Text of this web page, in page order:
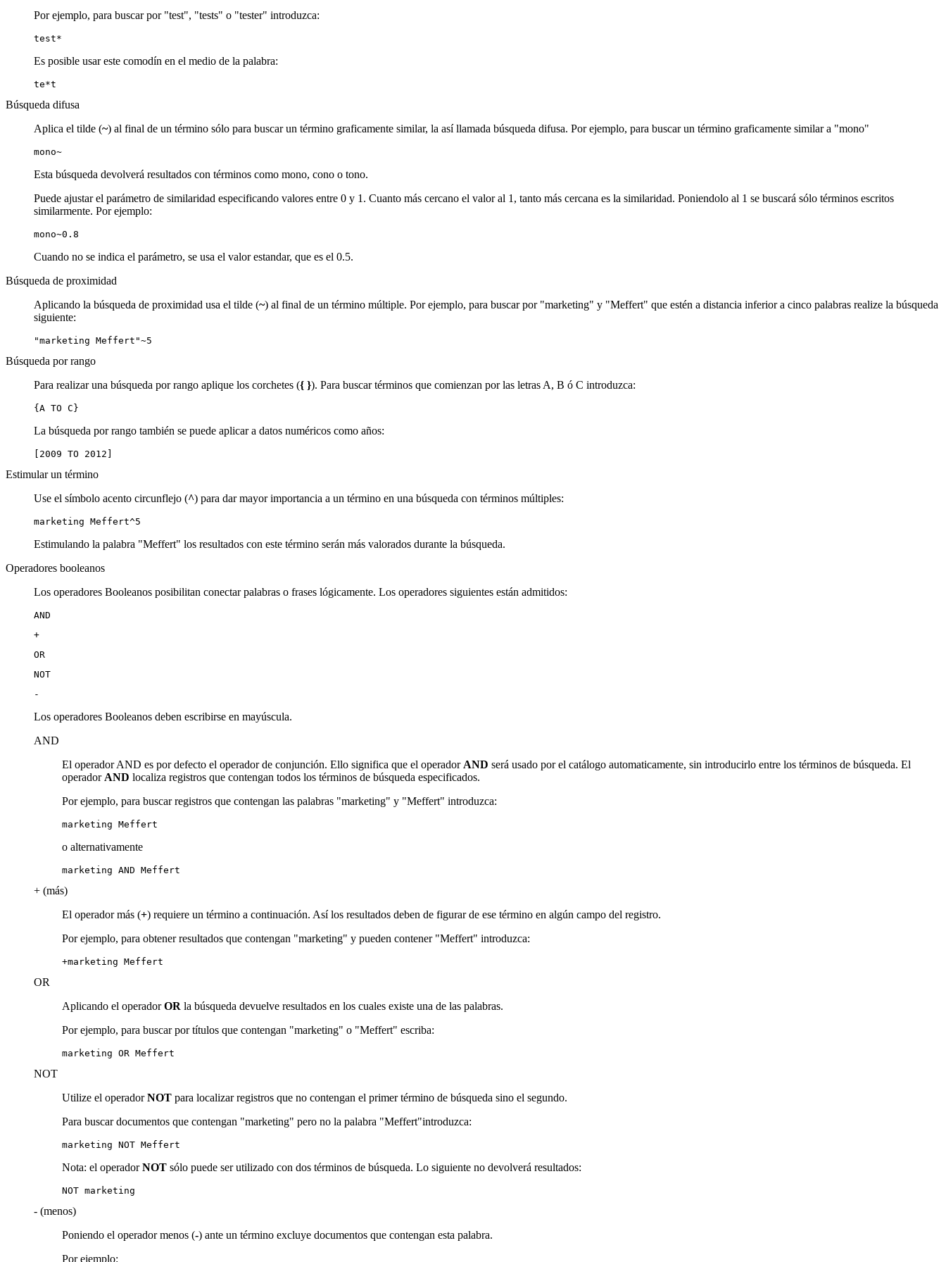
Por ejemplo, para buscar por "test", "tests" o "tester" introduzca:
test*
Es posible usar este comodín en el medio de la palabra:
te*t
Búsqueda difusa
Aplica el tilde (~) al final de un término sólo para buscar un término graficamente similar, la así llamada búsqueda difusa. Por ejemplo, para buscar un término graficamente similar a "mono"
mono~
Esta búsqueda devolverá resultados con términos como mono, cono o tono.
Puede ajustar el parámetro de similaridad especificando valores entre 0 y 1. Cuanto más cercano el valor al 1, tanto más cercana es la similaridad. Poniendolo al 1 se buscará sólo términos escritos
similarmente. Por ejemplo:
mono~0.8
Cuando no se indica el parámetro, se usa el valor estandar, que es el 0.5.
Búsqueda de proximidad
Aplicando la búsqueda de proximidad usa el tilde (~) al final de un término múltiple. Por ejemplo, para buscar por "marketing" y "Meffert" que estén a distancia inferior a cinco palabras realize la búsqueda
siguiente:
"marketing Meffert"~5
Búsqueda por rango
Para realizar una búsqueda por rango aplique los corchetes ({ }). Para buscar términos que comienzan por las letras A, B ó C introduzca:
{A TO C}
La búsqueda por rango también se puede aplicar a datos numéricos como años:
[2009 TO 2012]
Estimular un término
Use el símbolo acento circunflejo (^) para dar mayor importancia a un término en una búsqueda con términos múltiples:
marketing Meffert^5
Estimulando la palabra "Meffert" los resultados con este término serán más valorados durante la búsqueda.
Operadores booleanos
Los operadores Booleanos posibilitan conectar palabras o frases lógicamente. Los operadores siguientes están admitidos:
AND
+
OR
NOT
-
Los operadores Booleanos deben escribirse en mayúscula.
AND
El operador AND es por defecto el operador de conjunción. Ello significa que el operador AND será usado por el catálogo automaticamente, sin introducirlo entre los términos de búsqueda. El
operador AND localiza registros que contengan todos los términos de búsqueda especificados.
Por ejemplo, para buscar registros que contengan las palabras "marketing" y "Meffert" introduzca:
marketing Meffert
o alternativamente
marketing AND Meffert
+ (más)
El operador más (+) requiere un término a continuación. Así los resultados deben de figurar de ese término en algún campo del registro.
Por ejemplo, para obtener resultados que contengan "marketing" y pueden contener "Meffert" introduzca:
+marketing Meffert
OR
Aplicando el operadorOR la búsqueda devuelve resultados en los cuales existe una de las palabras.
Por ejemplo, para buscar por títulos que contengan "marketing" o "Meffert" escriba:
marketing OR Meffert
NOT
Utilize el operadorNOT para localizar registros que no contengan el primer término de búsqueda sino el segundo.
Para buscar documentos que contengan "marketing" pero no la palabra "Meffert"introduzca:
marketing NOT Meffert
Nota: el operadorNOT sólo puede ser utilizado con dos términos de búsqueda. Lo siguiente no devolverá resultados:
NOT marketing
- (menos)
Poniendo el operador menos (-) ante un término excluye documentos que contengan esta palabra.
Por ejemplo: